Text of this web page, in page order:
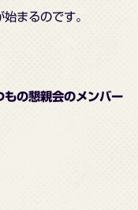
まるのです。
もの懇親会のメンバー